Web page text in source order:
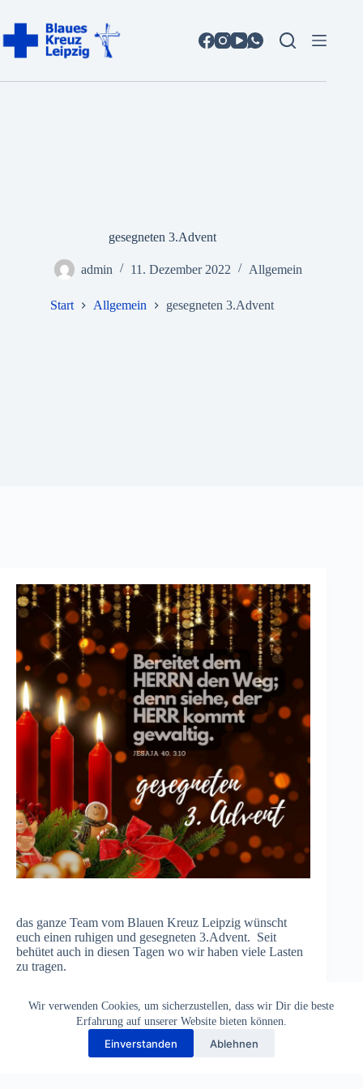
Inhalt
springen
Wir verwenden Cookies, um sicherzustellen, dass wir Dir die beste
Erfahrung auf unserer Website bieten können.
Einverstanden Ablehnen
gesegneten 3.Advent
admin 11. Dezember 2022 Allgemein
Start Allgemein gesegneten 3.Advent
das ganze Team vom Blauen Kreuz Leipzig wünscht
euch einen ruhigen und gesegneten 3.Advent. Seit
behütet auch in diesen Tagen wo wir haben viele Lasten
zu tragen.